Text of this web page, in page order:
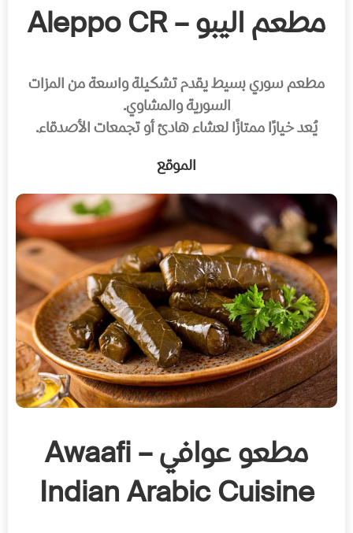
مطعم اليبو – Aleppo CR
مطعم سوري بسيط يقدم تشكيلة واسعة من المزات
السورية والمشاوي.
يُعد خيارًا ممتازًا لعشاء هادئ أو تجمعات الأصدقاء.
الموقع
مطعو عوافي – Awaafi
Indian Arabic Cuisine